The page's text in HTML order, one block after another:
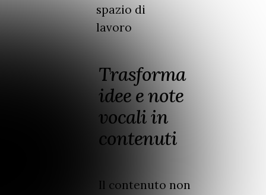
spazio di
lavoro
Trasforma
idee e note
vocali in
contenuti
Il contenuto non